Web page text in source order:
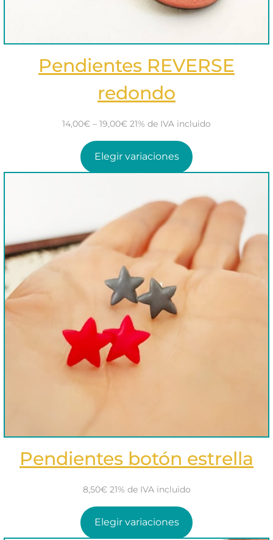
Pendientes REVERSE
redondo
14,00€ – 19,00€ 21% de IVA incluido
Elegir variaciones
Pendientes botón estrella
8,50€ 21% de IVA incluido
Elegir variaciones